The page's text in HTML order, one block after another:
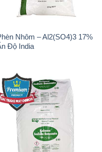
Sodium Benzoate – Mốc Bột
Kalama Food Grade Mỹ Usa